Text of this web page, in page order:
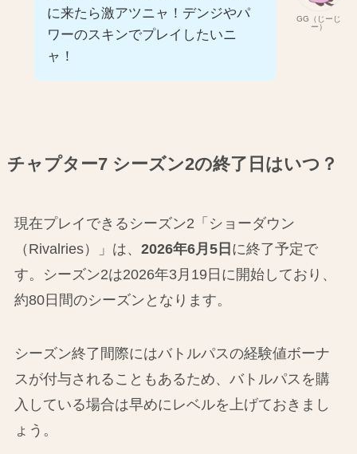
GG（じーじ
ー）
に来たら激アツニャ！デンジやパ
ワーのスキンでプレイしたいニ
ャ！
チャプター7 シーズン2の終了日はいつ？
現在プレイできるシーズン2「ショーダウン
（Rivalries）」は、 2026年6月5日 に終了予定で
す。シーズン2は2026年3月19日に開始しており、
約80日間のシーズンとなります。
シーズン終了間際にはバトルパスの経験値ボーナ
スが付与されることもあるため、バトルパスを購
入している場合は早めにレベルを上げておきまし
ょう。